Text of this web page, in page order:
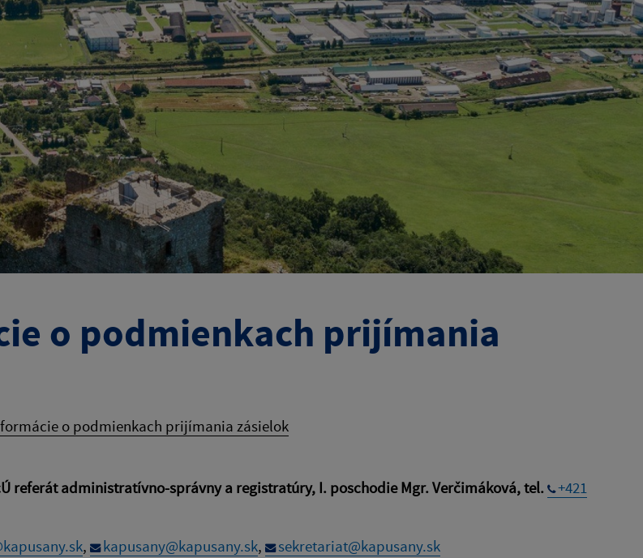
o podmienkach prijímania
o podmienkach prijímania zásielok
referát administratívno-správny a registratúry, I. poschodie Mgr. Verčimáková, tel.
+421
, kapusany@kapusany.sk,
sekretariat@kapusany.sk